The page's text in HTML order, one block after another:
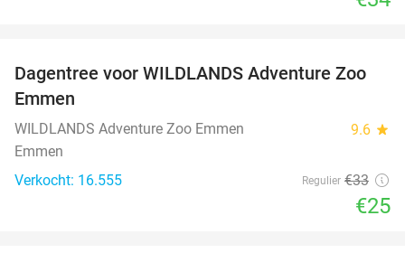
24%
Dagentree voor WILDLANDS Adventure Zoo
Emmen
WILDLANDS Adventure Zoo Emmen 9.6 star
Emmen
Verkocht: 16.555
Regulier €33
€25